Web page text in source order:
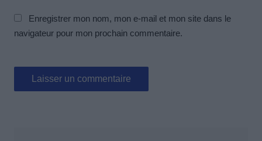
Enregistrer mon nom, mon e-mail et mon site dans le
navigateur pour mon prochain commentaire.